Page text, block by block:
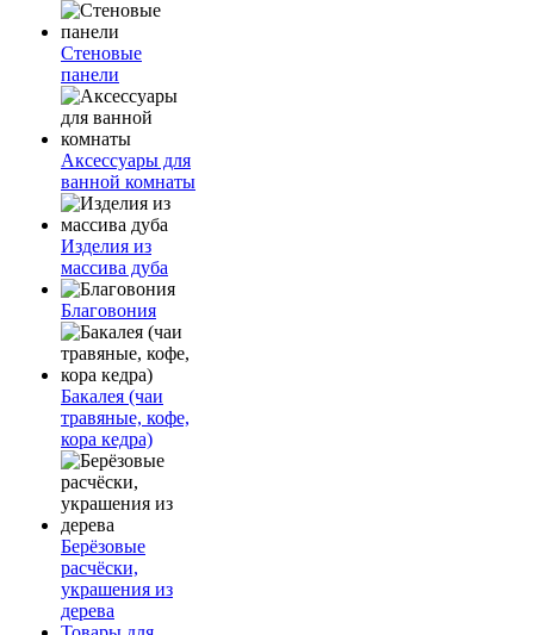
Стеновые
панели
Аксессуары для
ванной комнаты
Изделия из
массива дуба
Благовония
Бакалея (чаи
травяные, кофе,
кора кедра)
Берёзовые
расчёски,
украшения из
дерева